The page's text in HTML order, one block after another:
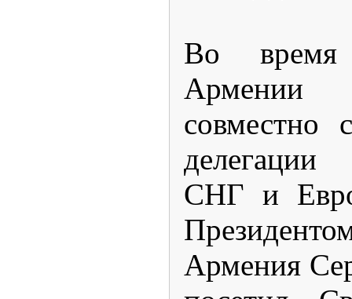
Во время
совместно
делегации
СНГ и
Армения